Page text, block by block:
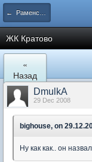
← Раменское
ЖК Кратово
«
Назад
DmulkA
29 Dec 2008
bighouse, on
Ну как как.. он